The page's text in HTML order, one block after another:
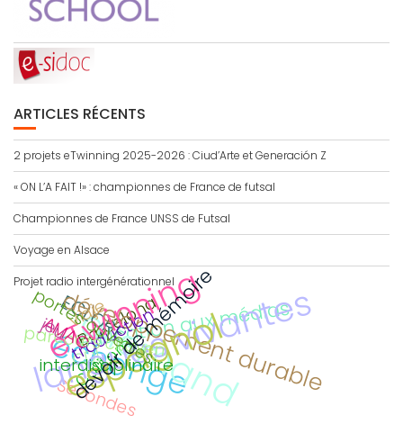
ARTICLES RÉCENTS
2 projets eTwinning 2025-2026 : Ciud’Arte et Generación Z
« ON L’A FAIT !» : championnes de France de futsal
Championnes de France UNSS de Futsal
Voyage en Alsace
Projet radio intergénérationnel
Secondes
éducation aux médias
Barcelona
échange
Calitom
allemand
ECLORE
développement durable
CDI
traduction
langues vivantes
eTwinning
parcours citoyen
espagnol
Viaje
interdisciplinaire
AMAC
portes ouvertes
jeudevoir de mémoire